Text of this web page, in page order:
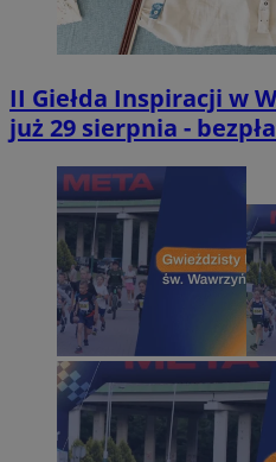
II Giełda Inspiracji w
już 29 sierpnia -